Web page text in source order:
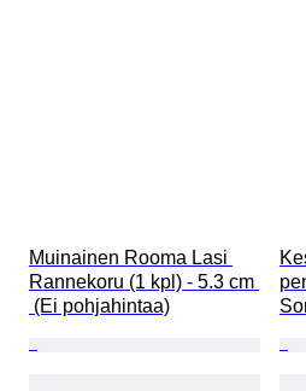
Muinainen Rooma Lasi
Rannekoru (1 kpl) - 5.3 cm
(Ei pohjahintaa)